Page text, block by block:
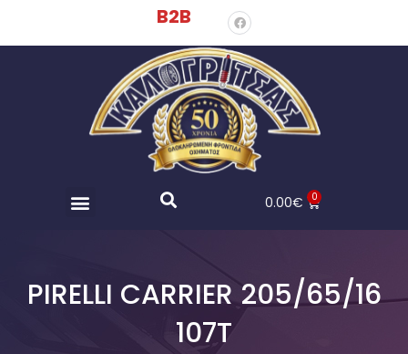
B2B
0.00€ 0
PIRELLI CARRIER 205/65/16
107T